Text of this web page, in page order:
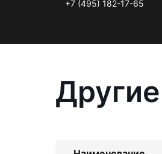
+7 (495) 182-17-65